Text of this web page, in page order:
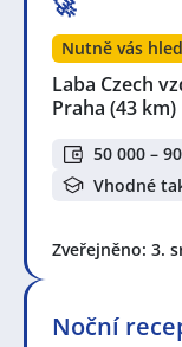
Nutně vás
Laba Czech
Praha (43 km)
50 000 –
Vhodné
Zveřejněno: 3.
Noční